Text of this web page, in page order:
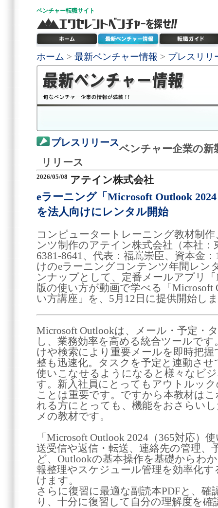
ベンチャー転職サイト
ホーム > 最新ベンチャー情報 > プレスリリ
プレスリリース
ベンチャー企業の新
リリース
2026/05/08 アテイン株式会社
eラーニング「Microsoft Outlook
を法人向けにレンタル開始
コンピュータートレーニング教材制
ンツ制作のアテイン株式会社（本社：
6381-8641、代表：福嶌崇臣、資本金
けのeラーニングコンテンツ年間レン
ンナップとして、定番メールアプリ
版の使い方が動画で学べる「Microsoft
い方講座」を、5月12日に提供開始し
Microsoft Outlookは、メール・予定・
し、業務効率を高める統合ツールで
けや検索により重要メールを即時把
整も迅速化。タスクを予定と連動さ
使いこなせるようになると様々なビ
す。新入社員にとってもアウトルッ
ことは重要です。ですから本教材は
れる方にとっても、機能をおさらい
メの教材です。
「Microsoft Outlook 2024（365対応）
送受信や返信・転送、連絡先の管理、
ど、Outlookの基本操作を基礎からわ
報整理やスケジュール管理を効率化
けます。
さらに復習に最適な副読本PDFと、
り、十分に復習して自分の理解度を確